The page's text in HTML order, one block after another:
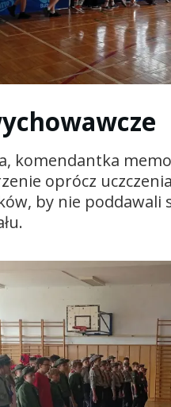
komendantka
oprócz
by nie poddawali